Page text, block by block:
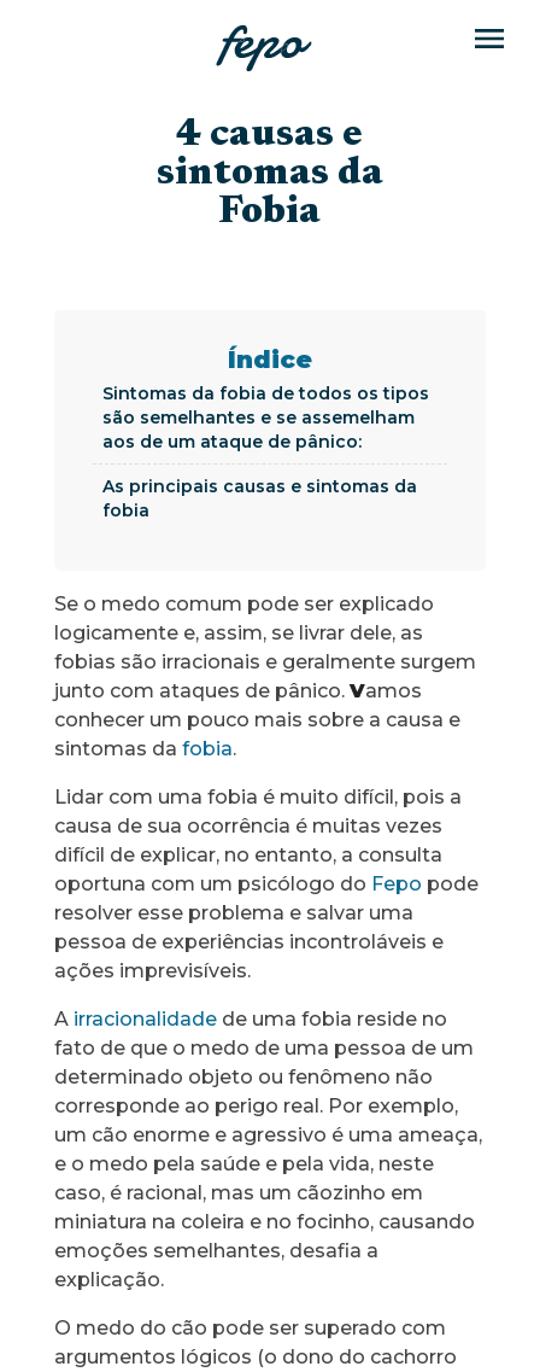
4 causas e
sintomas da
Fobia
Índice
Sintomas da fobia de todos os tipos
são semelhantes e se assemelham
aos de um ataque de pânico:
As principais causas e sintomas da
fobia
Se o medo comum pode ser explicado
logicamente e, assim, se livrar dele, as
fobias são irracionais e geralmente surgem
junto com ataques de pânico. Vamos
conhecer um pouco mais sobre a causa e
sintomas da fobia.
Lidar com uma fobia é muito difícil, pois a
causa de sua ocorrência é muitas vezes
difícil de explicar, no entanto, a consulta
oportuna com um psicólogo do Fepo pode
resolver esse problema e salvar uma
pessoa de experiências incontroláveis ​​e
ações imprevisíveis.
A irracionalidade de uma fobia reside no
fato de que o medo de uma pessoa de um
determinado objeto ou fenômeno não
corresponde ao perigo real. Por exemplo,
um cão enorme e agressivo é uma ameaça,
e o medo pela saúde e pela vida, neste
caso, é racional, mas um cãozinho em
miniatura na coleira e no focinho, causando
emoções semelhantes, desafia a
explicação.
O medo do cão pode ser superado com
argumentos lógicos (o dono do cachorro